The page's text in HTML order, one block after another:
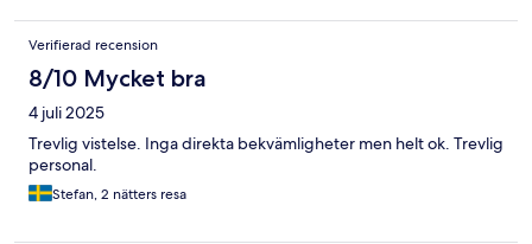
Verifierad recension
8/10 Mycket bra
4 juli 2025
Trevlig vistelse. Inga direkta bekvämligheter men helt ok. Trevlig
personal.
Stefan, 2 nätters resa